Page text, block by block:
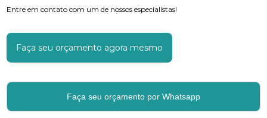
Entre em contato com um de nossos especialistas!
Faça seu orçamento agora mesmo
Faça seu orçamento por Whatsapp